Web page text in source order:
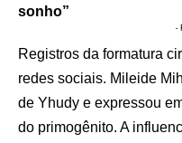
sonho”
-
Registros da formatura
redes sociais. Mileide
de Yhudy e expressou
do primogênito. A